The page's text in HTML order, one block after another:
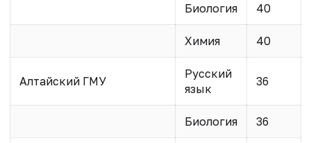
Биология 40
Химия 40
Алтайский ГМУ
Русский
язык
36
Биология 36